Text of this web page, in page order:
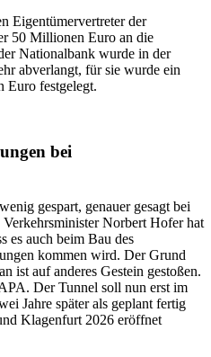
Eigentümervertreter der
50 Millionen Euro an die
Nationalbank wurde in der
abverlangt, für sie wurde ein
Euro festgelegt.
bei
gespart, genauer gesagt bei
Norbert Hofer hat
es auch beim Bau des
kommen wird. Der Grund
ist auf anderes Gestein gestoßen.
Der Tunnel soll nun erst im
Jahre später als geplant fertig
Klagenfurt 2026 eröffnet